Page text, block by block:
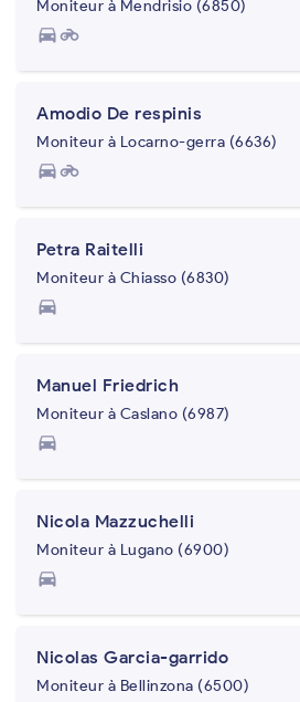
Moniteur à Mendrisio (6850)
directions_carmotorcycle
Amodio De respinis
Moniteur à Locarno-gerra (6636)
directions_carmotorcycle
Petra Raitelli
Moniteur à Chiasso (6830)
directions_car
Manuel Friedrich
Moniteur à Caslano (6987)
directions_car
Nicola Mazzuchelli
Moniteur à Lugano (6900)
directions_car
Nicolas Garcia-garrido
Moniteur à Bellinzona (6500)